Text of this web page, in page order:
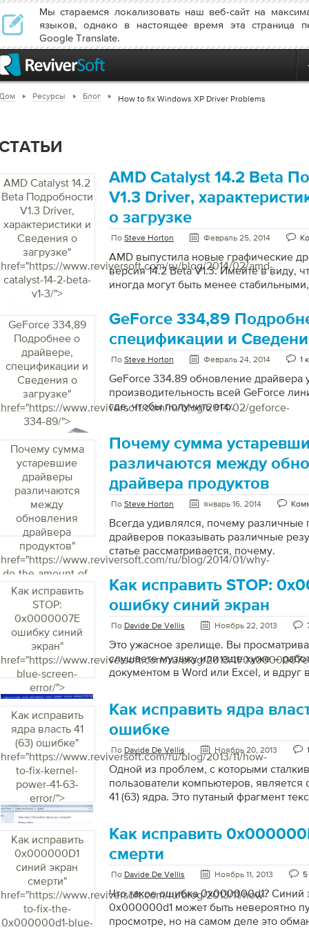
Мы стараемся локализовать наш веб-сайт на
языков, однако в настоящее время эта страница
Google Translate.
Ресурсы Блог How to fix Windows XP Driver Problems
AMD Catalyst 14.2
Beta Подробности
V1.3 Driver,
характеристики и
Сведения о
загрузке"
href="https://www.reviversoft.com/ru/blog/2014/02/amd-
catalyst-14-2-beta-
v1-3/">
AMD Catalyst 14.2 Beta
V1.3 Driver,
о загрузке
По Steve Horton Февраль 25, 2014
AMD выпустила новые графические
версия 14.2 Beta V1.3. Имейте в виду,
иногда могут быть менее
бета-версии с сайта AMD . Многие из
AMD, включая людей с Radeon и
мобильных или настольных ПК. Если
обновление. Radeon R9 290X –
которая видит прирост
обновления. Только статистика Вот
обеспечивает этот новый
GeForce 334,89
Подробнее о
драйвере,
спецификации и
Сведения о
загрузке"
href="https://www.reviversoft.com/ru/blog/2014/02/geforce-
334-89/">
GeForce 334,89
спецификации и
По Steve Horton Февраль 24, 2014 1
GeForce 334.89 обновление драйвера
производительность всей GeForce
где, чтобы получить его.
Почему сумма
устаревшие
драйверы
различаются
между
обновления
драйвера
продуктов"
href="https://www.reviversoft.com/ru/blog/2014/01/why-
do-the-amount-of-
out-of-date-
drivers-vary-
between-driver-
updateproducts/">
Почему сумма
различаются между
драйвера продуктов
По Steve Horton январь 16, 2014
Всегда удивлялся, почему различные
драйверов показывать различные
статье рассматривается, почему.
Как исправить
STOP:
0x0000007E
ошибку синий
экран"
href="https://www.reviversoft.com/ru/blog/2013/11/
blue-screen-
error/">
Как исправить STOP:
ошибку синий экран
По Davide De Vellis Ноябрь 22, 2013
Это ужасное зрелище. Вы
слушаете музыку или еще хуже –
документом в Word или Excel, и вдруг
поскольку она приходит без
никакой информации о том, как
странной строки цифр и букв. Ну,
пользователь компьютера, вот
могли решить страшную ошибку
0x0000007E Ошибка голубого экрана”
0x0000007E? Хороший вопрос. Эта
Как исправить
ядра власть 41
(63) ошибке"
href="https://www.reviversoft.com/ru/blog/2013/11/how-
to-fix-kernel-
power-41-63-
error/">
Как исправить ядра
ошибке
По Davide De Vellis Ноябрь 20, 2013
Одной из проблем, с которыми
пользователи компьютеров,
41 (63) ядра. Это путаный фрагмент
пользователь Windows, и вы
проблема, вероятно, связана с
карты. Ваша звуковая карта (или
звуковой картой) – это аппаратное
компьютера, которое позволяет
вы часто подключаете свои
громкоговорители. Драйвер звуковой
Как исправить
0x000000D1
синий экран
смерти"
href="https://www.reviversoft.com/ru/blog/2013/11/how-
to-fix-the-
0x000000d1-blue-
Как исправить
смерти
По Davide De Vellis Ноябрь 11, 2013
Что такое ошибка 0x000000d1? Синий
0x000000d1 может быть невероятно
просмотре, но на самом деле это